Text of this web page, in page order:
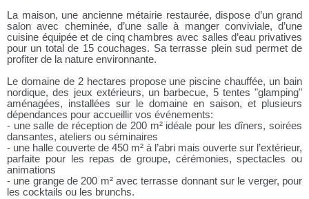
La maison, une ancienne métairie restaurée, dispose d’un grand
salon avec cheminée, d’une salle à manger conviviale, d’une
cuisine équipée et de cinq chambres avec salles d’eau privatives
pour un total de 15 couchages. Sa terrasse plein sud permet de
profiter de la nature environnante.
Le domaine de 2 hectares propose une piscine chauffée, un bain
nordique, des jeux extérieurs, un barbecue, 5 tentes "glamping"
aménagées, installées sur le domaine en saison, et plusieurs
dépendances pour accueillir vos événements:
- une salle de réception de 200 m² idéale pour les dîners, soirées
dansantes, ateliers ou séminaires
- une halle couverte de 450 m² à l’abri mais ouverte sur l’extérieur,
parfaite pour les repas de groupe, cérémonies, spectacles ou
animations
- une grange de 200 m² avec terrasse donnant sur le verger, pour
les cocktails ou les brunchs.